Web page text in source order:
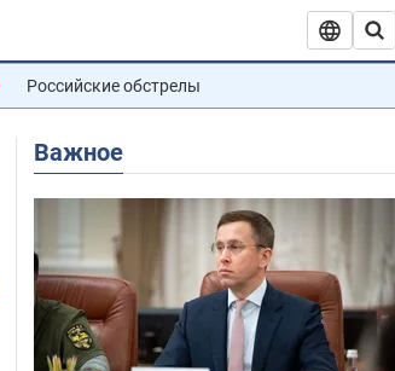
Российские обстрелы
Важное